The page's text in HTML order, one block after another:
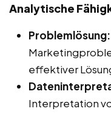
Analytische
Problemlösung:
effektiver
Interpretation